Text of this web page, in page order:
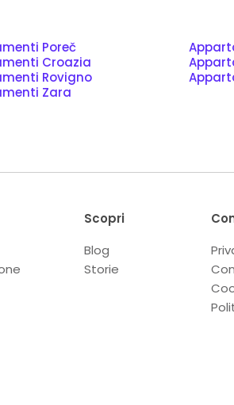
Poreč
Croazia
Rovigno
Zara
Scopri
Blog
Storie